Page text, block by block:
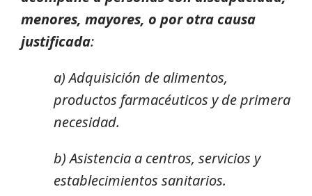
menores, mayores, o por otra causa
justificada:
a) Adquisición de alimentos,
productos farmacéuticos y de primera
necesidad.
b) Asistencia a centros, servicios y
establecimientos sanitarios.